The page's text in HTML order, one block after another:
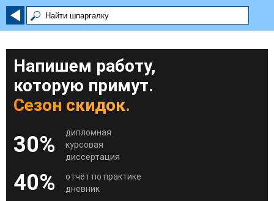
Напишем работу,
которую примут.
Сезон скидок.
30%
дипломная
курсовая
диссертация
40%
отчёт по практике
дневник